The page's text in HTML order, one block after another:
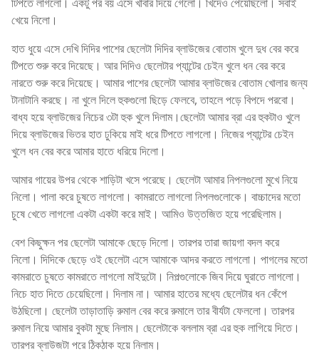
খেয়ে নিলো।
হাত ধুয়ে এসে দেখি দিদির পাশের ছেলেটা দিদির ব্লাউজের বোতাম খুলে দুধ বের করে
টিপতে শুরু করে দিয়েছে। আর দিদিও ছেলেটার প্যান্টের চেইন খুলে ধন বের করে
নারতে শুরু করে দিয়েছে। আমার পাশের ছেলেটা আমার ব্লাউজের বোতাম খোলার জন্য
টানাটানি করছে। না খুলে দিলে হুকগুলো ছিড়ে ফেলবে, তাহলে পড়ে বিপদে পরবো।
বাধ্য হয়ে ব্লাউজের নিচের ৩টা হুক খুলে দিলাম।ছেলেটা আমার ব্রা এর হুকটাও খুলে
দিয়ে ব্লাউজের ভিতর হাত ঢুকিয়ে মাই ধরে টিপতে লাগলো। নিজের প্যান্টের চেইন
খুলে ধন বের করে আমার হাতে ধরিয়ে দিলো।
আমার গায়ের উপর থেকে শাড়িটা খসে পরেছে। ছেলেটা আমার নিপলগুলো মুখে নিয়ে
নিলো। পালা করে চুষতে লাগলো। কামরাতে লাগলো নিপলগুলোকে। বাচ্চাদের মতো
চুষে খেতে লাগলো একটা একটা করে মাই। আমিও উত্তজিত হয়ে পরেছিলাম।
বেশ কিছুক্ষন পর ছেলেটা আমাকে ছেড়ে দিলো। তারপর তারা জায়গা বদল করে
নিলো। দিদিকে ছেড়ে ওই ছেলেটা এসে আমাকে আদর করতে লাগলো। পাগলের মতো
কামরাতে চুষতে কামরাতে লাগলো মাইদুটো। নিপল্গুলোকে জিব দিয়ে ঘুরাতে লাগলো।
নিচে হাত দিতে চেয়েছিলো। দিলাম না। আমার হাতের মধ্যে ছেলেটার ধন কেঁপে
উঠছিলো। ছেলেটা তাড়াতাড়ি রুমাল বের করে রুমালে তার বীর্যটা ফেললো। তারপর
রুমাল নিয়ে আমার বুকটা মুছে নিলাম। ছেলেটাকে বললাম ব্রা এর হুক লাগিয়ে দিতে।
তারপর ব্লাউজটা পরে ঠিকঠাক হয়ে নিলাম।